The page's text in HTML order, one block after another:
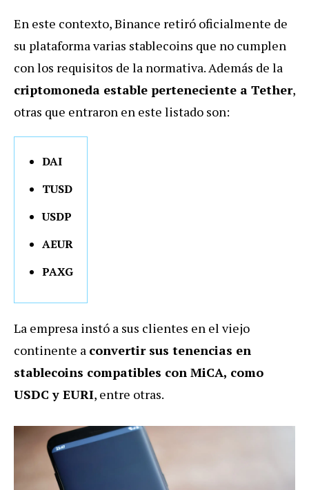
En este contexto, Binance retiró oficialmente de
su plataforma varias stablecoins que no cumplen
con los requisitos de la normativa. Además de la
criptomoneda estable perteneciente a Tether,
otras que entraron en este listado son:
DAI
TUSD
USDP
AEUR
PAXG
La empresa instó a sus clientes en el viejo
continente a convertir sus tenencias en
stablecoins compatibles con MiCA, como
USDC y EURI, entre otras.